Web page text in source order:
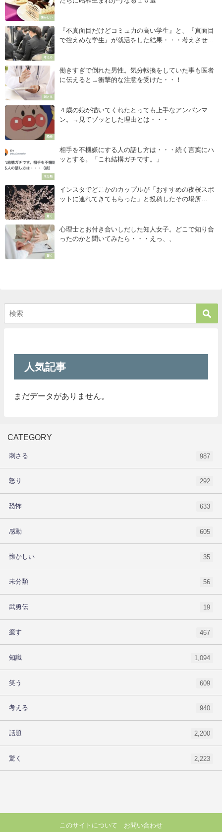
懐かしい
考える
『不真面目だけどコミュ力の高い学生』と、『真面目
で控えめな学生』が就活をした結果・・・考えさせら
刺さる
働きすぎで倒れた男性。気分転換をしていた事も医者
に伝えると→衝撃的な注意を受けた・・！
恐怖
４歳の娘が描いてくれたとっても上手なアンパンマ
ン。→見てゾッとした理由とは・・・
未分類
相手を不機嫌にする人の話し方は・・・続く言葉にハ
ッとする。「これ結構ガチです。」
驚く
インスタでどこかのカップルが「おすすめの夜桜スポ
ットに連れてきてもらった」と投稿したその場所
驚く
心理士とお付き合いしだした知人女子。どこで知り合
ったのかと聞いてみたら・・・えっ、、
人気記事
まだデータがありません。
CATEGORY
刺さる 987
怒り 292
恐怖 633
感動 605
懐かしい 35
未分類 56
武勇伝 19
癒す 467
知識 1,094
笑う 609
考える 940
話題 2,200
驚く 2,223
このサイトについて お問い合わせ